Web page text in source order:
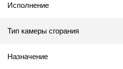
Исполнение
Тип камеры сгорания
Назначение